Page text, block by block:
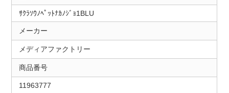
ｻｸﾗｿｳﾉﾍﾟｯﾄﾅｶﾉｼﾞｮ1BLU
メーカー
メディアファクトリー
商品番号
11963777